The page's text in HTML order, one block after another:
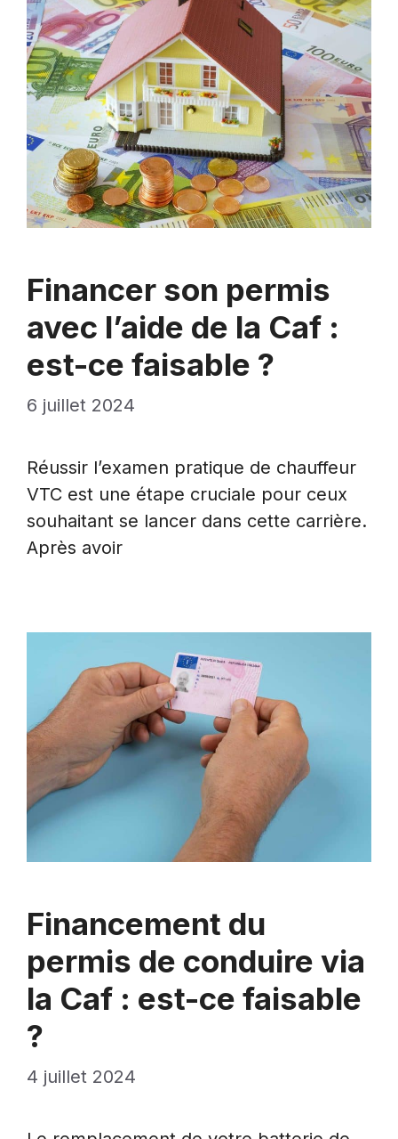
Financer son permis
avec l’aide de la Caf :
est-ce faisable ?
6 juillet 2024
Réussir l’examen pratique de chauffeur
VTC est une étape cruciale pour ceux
souhaitant se lancer dans cette carrière.
Après avoir
Financement du
permis de conduire via
la Caf : est-ce faisable
?
4 juillet 2024